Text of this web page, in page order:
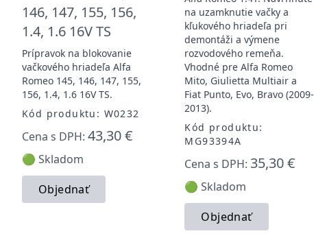
146, 147, 155, 156,
1.4, 1.6 16V TS
Prípravok na blokovanie
vačkového hriadeľa Alfa
Romeo 145, 146, 147, 155,
156, 1.4, 1.6 16V TS.
Kód produktu: W0232
Cena s DPH: 43,30 €
🟢 Skladom
Objednať
na uzamknutie vačky a
kľukového hriadeľa pri
demontáži a výmene
rozvodového remeňa.
Vhodné pre Alfa Romeo
Mito, Giulietta Multiair a
Fiat Punto, Evo, Bravo (2009-
2013).
Kód produktu:
MG93394A
Cena s DPH: 35,30 €
🟢 Skladom
Objednať